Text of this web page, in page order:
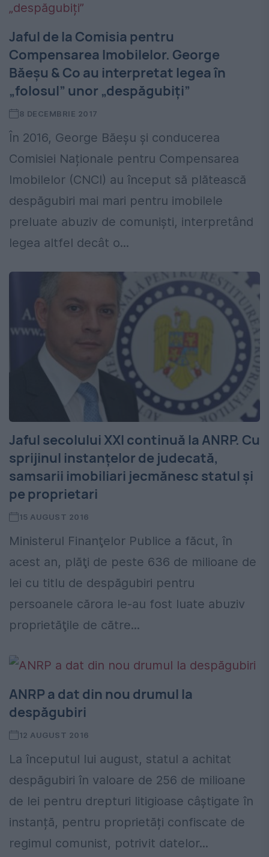
Jaful de la Comisia pentru
Compensarea Imobilelor. George
Băeșu & Co au interpretat legea în
„folosul” unor „despăgubiți”
8 DECEMBRIE 2017
În 2016, George Băeșu și conducerea
Comisiei Naționale pentru Compensarea
Imobilelor (CNCI) au început să plătească
despăgubiri mai mari pentru imobilele
preluate abuziv de comuniști, interpretând
legea altfel decât o...
Jaful secolului XXI continuă la ANRP. Cu
sprijinul instanțelor de judecată,
samsarii imobiliari jecmănesc statul și
pe proprietari
15 AUGUST 2016
Ministerul Finanţelor Publice a făcut, în
acest an, plăţi de peste 636 de milioane de
lei cu titlu de despăgubiri pentru
persoanele cărora le-au fost luate abuziv
proprietăţile de către...
ANRP a dat din nou drumul la
despăgubiri
12 AUGUST 2016
La începutul lui august, statul a achitat
despăgubiri în valoare de 256 de milioane
de lei pentru drepturi litigioase câștigate în
instanță, pentru proprietăți confiscate de
regimul comunist, potrivit datelor...